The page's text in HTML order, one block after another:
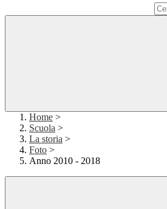
Home >
Scuola >
La storia >
Foto >
Anno 2010 - 2018